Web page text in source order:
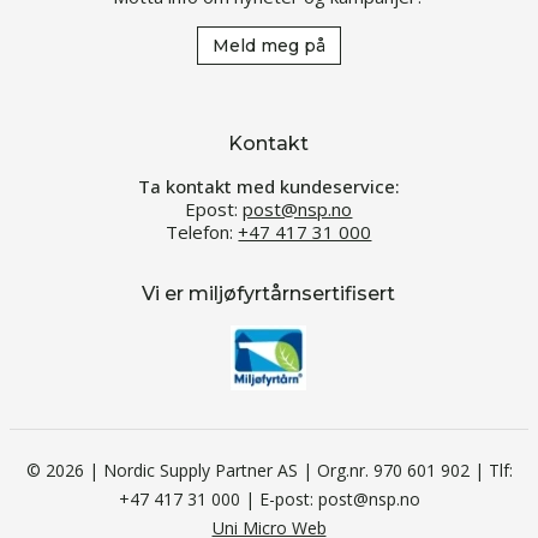
Meld meg på
Kontakt
Ta kontakt med kundeservice:
Epost:post@nsp.no
Telefon:+47 417 31 000
Vi er miljøfyrtårnsertifisert
© 2026 | Nordic Supply Partner AS | Org.nr. 970 601 902 | Tlf:
+47 417 31 000 | E-post: post@nsp.no
Uni Micro Web